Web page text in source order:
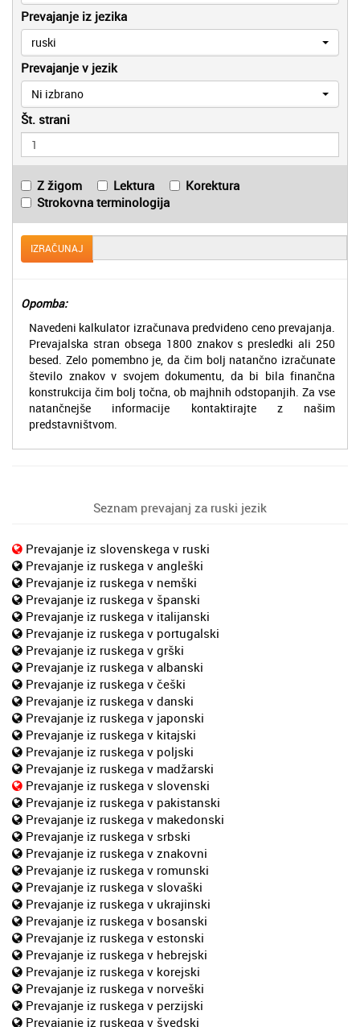
Prevajanje iz jezika
ruski
Prevajanje v jezik
Ni izbrano
Št. strani
Z žigom Lektura
Korektura
Strokovna terminologija
IZRAČUNAJ
Opomba:
Navedeni kalkulator izračunava predvideno ceno prevajanja.
Prevajalska stran obsega 1800 znakov s presledki ali 250
besed. Zelo pomembno je, da čim bolj natančno izračunate
število znakov v svojem dokumentu, da bi bila finančna
konstrukcija čim bolj točna, ob majhnih odstopanjih. Za vse
natančnejše informacije kontaktirajte z našim
predstavništvom.
Seznam prevajanj za ruski jezik
Prevajanje iz slovenskega v ruski
Prevajanje iz ruskega v angleški
Prevajanje iz ruskega v nemški
Prevajanje iz ruskega v španski
Prevajanje iz ruskega v italijanski
Prevajanje iz ruskega v portugalski
Prevajanje iz ruskega v grški
Prevajanje iz ruskega v albanski
Prevajanje iz ruskega v češki
Prevajanje iz ruskega v danski
Prevajanje iz ruskega v japonski
Prevajanje iz ruskega v kitajski
Prevajanje iz ruskega v poljski
Prevajanje iz ruskega v madžarski
Prevajanje iz ruskega v slovenski
Prevajanje iz ruskega v pakistanski
Prevajanje iz ruskega v makedonski
Prevajanje iz ruskega v srbski
Prevajanje iz ruskega v znakovni
Prevajanje iz ruskega v romunski
Prevajanje iz ruskega v slovaški
Prevajanje iz ruskega v ukrajinski
Prevajanje iz ruskega v bosanski
Prevajanje iz ruskega v estonski
Prevajanje iz ruskega v hebrejski
Prevajanje iz ruskega v korejski
Prevajanje iz ruskega v norveški
Prevajanje iz ruskega v perzijski
Prevajanje iz ruskega v švedski